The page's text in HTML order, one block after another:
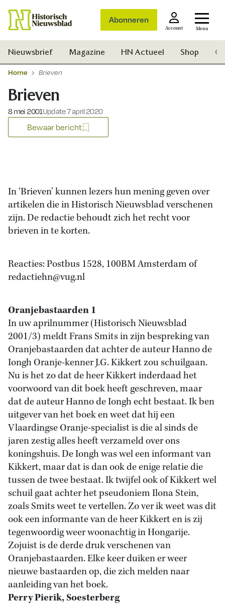
Abonneren
Account Menu
Zoek
Nieuwsbrief Magazine HN Actueel Shop
Home Brieven
Brieven
Gepubliceerd op:
8 mei 2001Update 7 april 2020
Bewaar bericht
In ‘Brieven’ kunnen lezers hun mening geven over
artikelen die in Historisch Nieuwsblad verschenen
zijn. De redactie behoudt zich het recht voor
brieven in te korten.
Reacties: Postbus 1528, 100BM Amsterdam of
redactiehn@vug.nl
Oranjebastaarden 1
In uw aprilnummer (Historisch Nieuwsblad
2001/3) meldt Frans Smits in zijn bespreking van
Oranjebastaarden dat achter de auteur Hanno de
Iongh Oranje-kenner J.G. Kikkert zou schuilgaan.
Nu is het zo dat de heer Kikkert inderdaad het
voorwoord van dit boek heeft geschreven, maar
dat de auteur Hanno de Iongh echt bestaat. Ik ben
uitgever van het boek en weet dat hij een
Vlaardingse Oranje-specialist is die al sinds de
jaren zestig alles heeft verzameld over ons
koningshuis. De Iongh was wel een informant van
Kikkert, maar dat is dan ook de enige relatie die
tussen de twee bestaat. Ik twijfel ook of Kikkert wel
schuil gaat achter het pseudoniem Ilona Stein,
zoals Smits weet te vertellen. Zo ver ik weet was dit
ook een informante van de heer Kikkert en is zij
tegenwoordig weer woonachtig in Hongarije.
Zojuist is de derde druk verschenen van
Oranjebastaarden. Elke keer duiken er weer
nieuwe bastaarden op, die zich melden naar
aanleiding van het boek.
Perry Pierik, Soesterberg